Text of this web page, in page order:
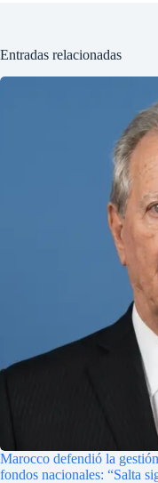
Entradas relacionadas
Marocco defendió la
fondos nacionales: “Salta